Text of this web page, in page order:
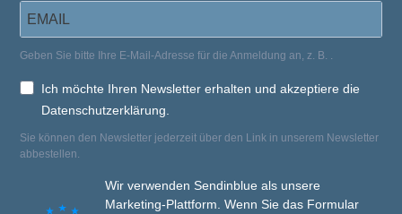
Geben Sie bitte Ihre E-Mail-Adresse für die Anmeldung an, z. B. .
Ich möchte Ihren Newsletter erhalten und akzeptiere die
Datenschutzerklärung.
Sie können den Newsletter jederzeit über den Link in unserem Newsletter
abbestellen.
Wir verwenden Sendinblue als unsere
Marketing-Plattform. Wenn Sie das Formular